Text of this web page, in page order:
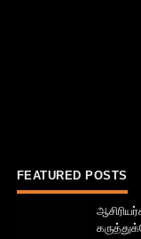
FEATURED POSTS